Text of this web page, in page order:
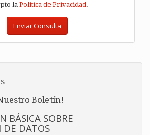
laPolítica de Privacidad.
Enviar Consulta
Boletín!
BÁSICA SOBRE
DE DATOS